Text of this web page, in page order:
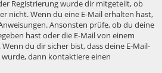
Registrierung wurde dir mitgeteilt, ob
nicht. Wenn du eine E-Mail erhalten hast,
Ansonsten prüfe, ob du deine
hast oder die E-Mail von einem
du dir sicher bist, dass deine E-Mail-
dann kontaktiere einen